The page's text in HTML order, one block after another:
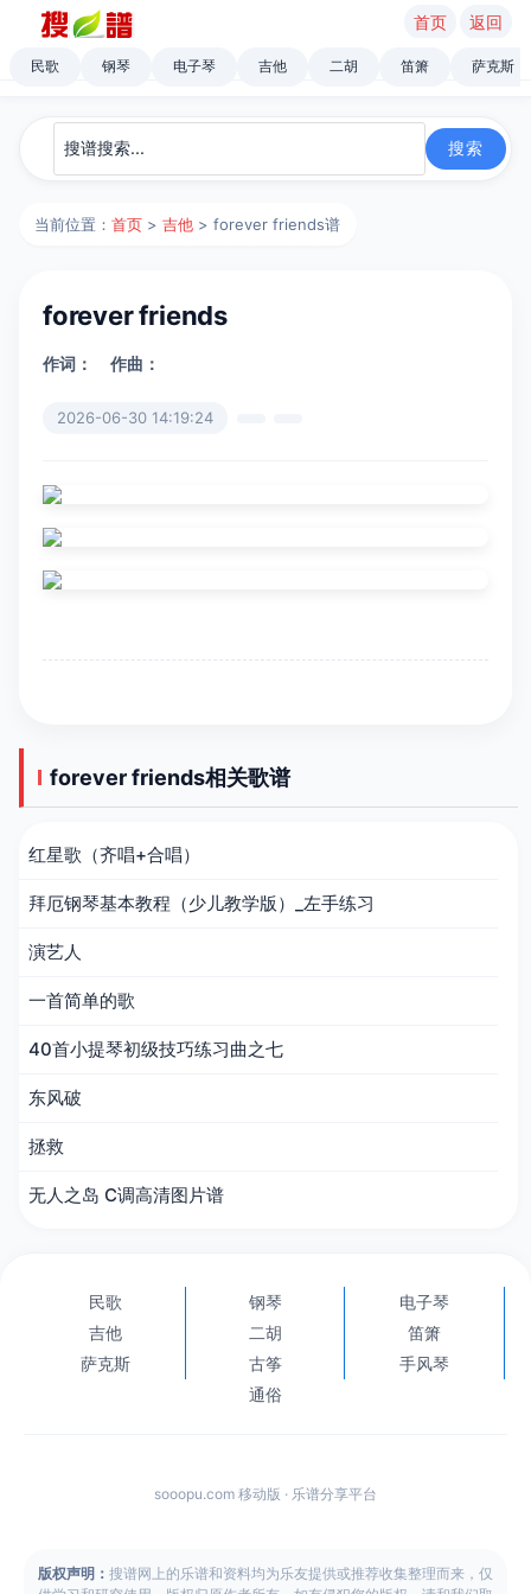
首页 返回
民歌 钢琴 电子琴 吉他 二胡 笛箫 萨克斯
当前位置：首页 >吉他 > forever friends谱
forever friends
作词： 作曲：
2026-06-30 14:19:24
forever friends相关歌谱
红星歌（齐唱+合唱）
拜厄钢琴基本教程（少儿教学版）_左手练习
演艺人
一首简单的歌
40首小提琴初级技巧练习曲之七
东风破
拯救
无人之岛 C调高清图片谱
民歌 钢琴
电子琴
吉他
二胡
笛箫
萨克斯
古筝
手风琴
通俗
sooopu.com 移动版 · 乐谱分享平台
版权声明： 搜谱网上的乐谱和资料均为乐友提供或推荐收集整理而来，仅